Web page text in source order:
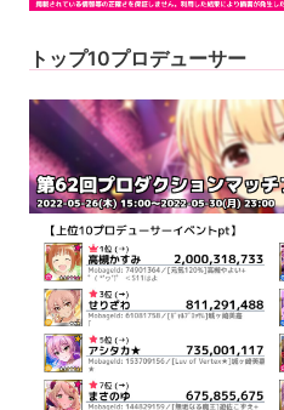
トップ10プロデューサー